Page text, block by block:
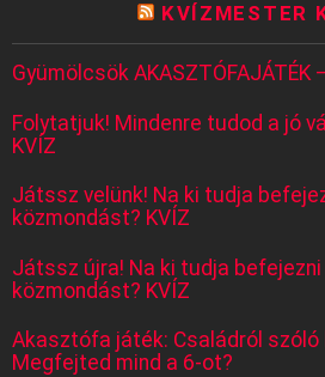
KVÍZMESTER
Gyümölcsök AKASZTÓFAJÁTÉK
Folytatjuk! Mindenre tudod a jó
KVÍZ
Játssz velünk! Na ki tudja
közmondást? KVÍZ
Játssz újra! Na ki tudja
közmondást? KVÍZ
Akasztófa játék: Családról szóló
Megfejted mind a 6-ot?